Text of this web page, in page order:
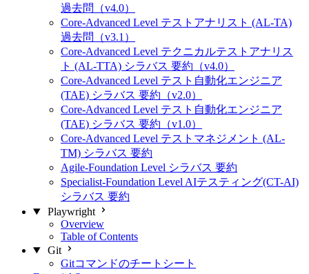
過去問（v4.0）
Core-Advanced Level テストアナリスト (AL-TA)
過去問（v3.1）
Core-Advanced Level テクニカルテストアナリス
ト (AL-TTA) シラバス 要約（v4.0）
Core-Advanced Level テスト自動化エンジニア
(TAE) シラバス 要約（v2.0）
Core-Advanced Level テスト自動化エンジニア
(TAE) シラバス 要約（v1.0）
Core-Advanced Level テストマネジメント (AL-
TM) シラバス 要約
Agile-Foundation Level シラバス 要約
Specialist-Foundation Level AIテスティング(CT-AI)
シラバス 要約
Playwright
Overview
Table of Contents
Git
Gitコマンドのチートシート